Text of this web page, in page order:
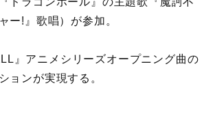
ー!』歌唱）が参加。
』アニメシリーズオープニング曲の
ョンが実現する。